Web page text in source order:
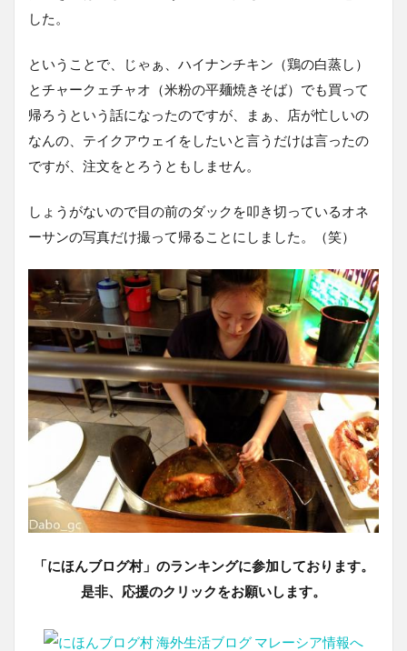
した。
ということで、じゃぁ、ハイナンチキン（鶏の白蒸し）
とチャークェチャオ（米粉の平麺焼きそば）でも買って
帰ろうという話になったのですが、まぁ、店が忙しいの
なんの、テイクアウェイをしたいと言うだけは言ったの
ですが、注文をとろうともしません。
しょうがないので目の前のダックを叩き切っているオネ
ーサンの写真だけ撮って帰ることにしました。（笑）
「にほんブログ村」のランキングに参加しております。
是非、応援のクリックをお願いします。